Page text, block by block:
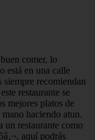
comer, lo
está en una calle
siempre recomiendan
restaurante se
mejores platos de
haciendo atun.
un restaurante como
aquí podrás